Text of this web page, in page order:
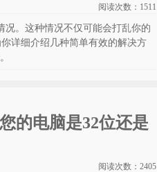
阅读次数： 1511
况。这种情况不仅可能会打乱你的
详细介绍几种简单有效的解决方
的电脑是32位还是
阅读次数： 2405